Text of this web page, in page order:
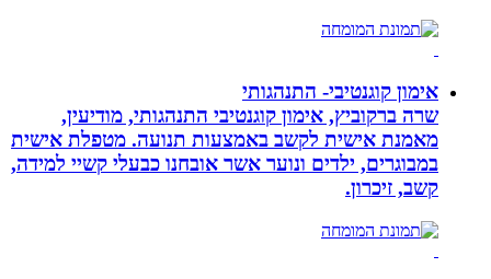
אימון קוגנטיבי- התנהגותי
שרה ברקוביץ, אימון קוגנטיבי התנהגותי, מודיעין,
מאמנת אישית לקשב באמצעות תנועה. מטפלת אישית
במבוגרים, ילדים ונוער אשר אובחנו כבעלי קשיי למידה,
קשב, זיכרון.